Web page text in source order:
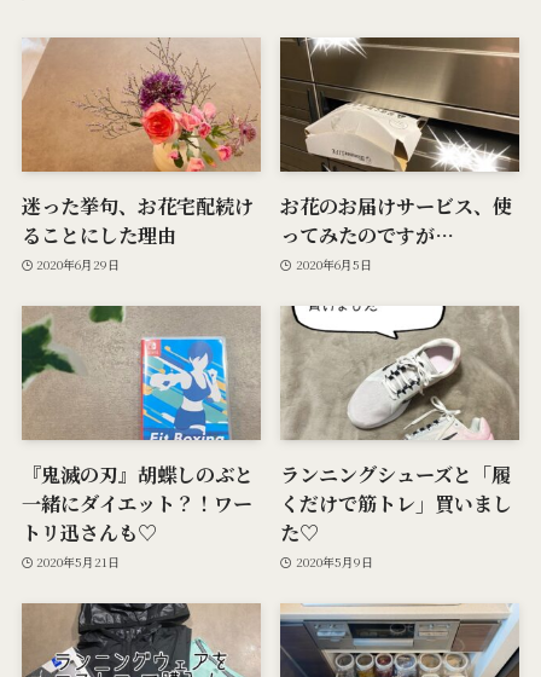
迷った挙句、お花宅配続け
ることにした理由
2020年6月29日
お花のお届けサービス、使
ってみたのですが…
2020年6月5日
『鬼滅の刃』胡蝶しのぶと
一緒にダイエット？！ワー
トリ迅さんも♡
2020年5月21日
ランニングシューズと「履
くだけで筋トレ」買いまし
た♡
2020年5月9日